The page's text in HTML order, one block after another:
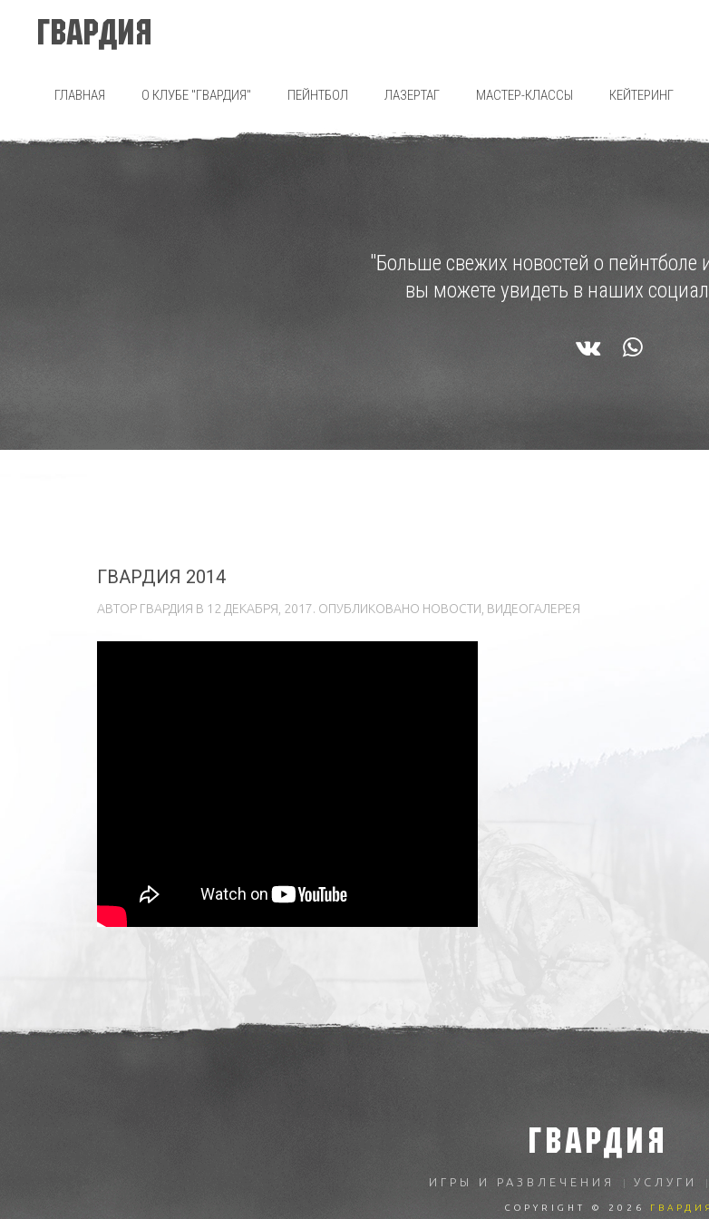
Гвардия
ГЛАВНАЯ О КЛУБЕ "ГВАРДИЯ" ПЕЙНТБОЛ ЛАЗЕРТАГ МАСТЕР-КЛАССЫ КЕЙТЕРИНГ
"Больше свежих новостей о пейнтболе
вы можете увидеть в наших
ГВАРДИЯ 2014
АВТОР ГВAРДИЯ В 12 ДЕКАБРЯ, 2017. ОПУБЛИКОВАНО НОВОСТИ ВИДЕОГАЛЕРЕЯ
ГВАРДИЯ
ИГРЫ И РАЗВЛЕЧЕНИЯ УСЛУГИ
COPYRIGHT © 2026 ГВАРДИЯ